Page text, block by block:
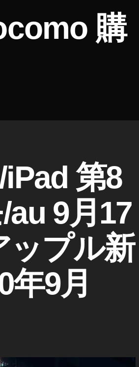
購
第8
9月17
ップル新
9月